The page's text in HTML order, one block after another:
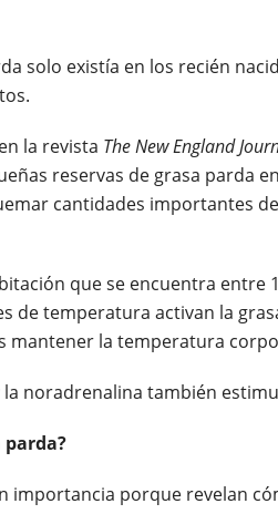
solo existía en los recién
la revista The New England
reservas de grasa parda
cantidades importantes
que se encuentra entre
de temperatura activan la
mantener la temperatura
noradrenalina también
importancia porque revelan